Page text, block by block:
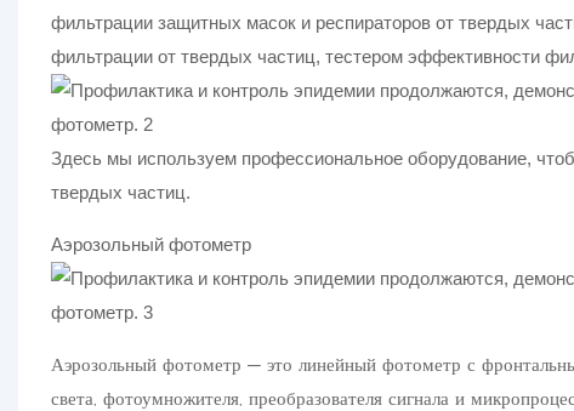
фильтрации защитных масок и респираторов от твердых
фильтрации от твердых частиц, тестером эффективности
Здесь мы используем профессиональное оборудование,
твердых частиц.
Аэрозольный фотометр
Аэрозольный фотометр — это линейный фотометр с
света, фотоумножителя, преобразователя сигнала и